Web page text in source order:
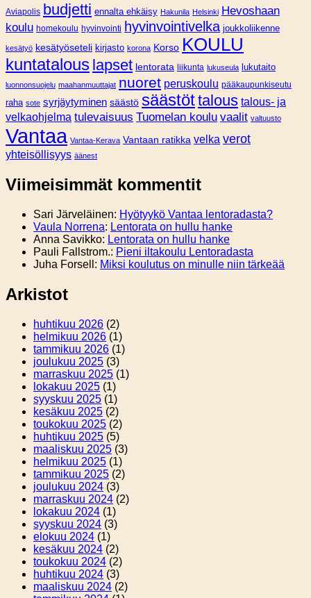
Aviapolis budjetti ennalta ehkäisy Hakunila Helsinki Hevoshaan
koulu homekoulu hyvinvointi hyvinvointivelka joukkoliikenne
kesätyö kesätyöseteli kirjasto korona Korso KOULU
kuntatalous lapset lentorata liikunta lukuseula lukutaito
luonnonsuojelu maahanmuuttajat nuoret peruskoulu pääkaupunkiseutu
raha sote syrjäytyminen säästö säästöttalous talous- ja
velkaohjelma tulevaisuus Tuomelan koulu vaalit valtuusto
Vantaa Vantaa-Kerava Vantaan ratikka velka verot
yhteisöllisyys äänest
Viimeisimmät kommentit
Sari Järveläinen: Hyötyykö Vantaa lentoradasta?
Vaula Norrena: Lentorata on hullu hanke
Anna Savikko: Lentorata on hullu hanke
Pauli Fallstrom.: Pieni iltakoulu Lentoradasta
Juha Forsell : Miksi koulutus on minulle niin tärkeää
Arkistot
huhtikuu 2026 (2)
helmikuu 2026 (1)
tammikuu 2026 (1)
joulukuu 2025 (3)
marraskuu 2025 (1)
lokakuu 2025 (1)
syyskuu 2025 (1)
kesäkuu 2025 (2)
toukokuu 2025 (2)
huhtikuu 2025 (5)
maaliskuu 2025 (3)
helmikuu 2025 (1)
tammikuu 2025 (2)
joulukuu 2024 (3)
marraskuu 2024 (2)
lokakuu 2024 (1)
syyskuu 2024 (3)
elokuu 2024 (1)
kesäkuu 2024 (2)
toukokuu 2024 (2)
huhtikuu 2024 (3)
maaliskuu 2024 (2)